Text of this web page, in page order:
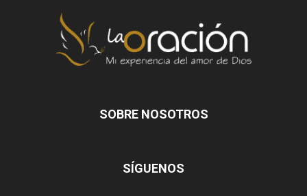
SOBRE NOSOTROS
SÍGUENOS